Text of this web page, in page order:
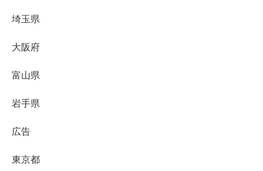
埼玉県
大阪府
富山県
岩手県
広告
東京都